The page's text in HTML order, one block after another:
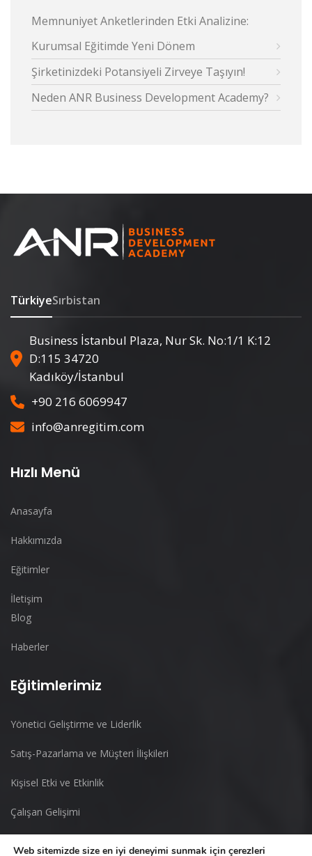
Memnuniyet Anketlerinden Etki Analizine:
Kurumsal Eğitimde Yeni Dönem
Şirketinizdeki Potansiyeli Zirveye Taşıyın!
Neden ANR Business Development Academy?
TürkiyeSırbistan
Business İstanbul Plaza, Nur Sk. No:1/1 K:12
D:115 34720
Kadıköy/İstanbul
+90 216 6069947
info@anregitim.com
Hızlı Menü
Anasayfa
Hakkımızda
Eğitimler
İletişim
Blog
Haberler
Eğitimlerimiz
Yönetici Geliştirme ve Liderlik
Satış-Pazarlama ve Müşteri İlişkileri
Kişisel Etki ve Etkinlik
Çalışan Gelişimi
Web sitemizde size en iyi deneyimi sunmak için çerezleri